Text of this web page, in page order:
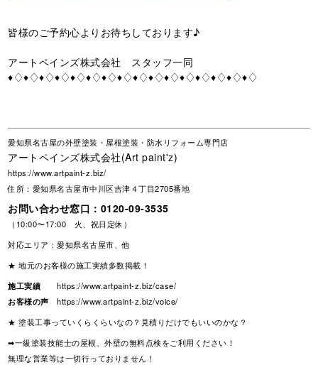
皆様のご予約心よりお待ちしております♪
アートペインズ株式会社 スタッフ一同
♦♢♦♢♦♢♦♢♦♢♦♢♦♢♦♢♦♢♦♢♦♢♦♢♦♢♦♢♦♢♦♢
愛知県名古屋の外壁塗装・屋根塗装・防水リフォーム専門店
アートペインズ株式会社(Art paint'z)
https://www.artpaint-z.biz/
住所：愛知県名古屋市中川区吉津４丁目2705番地
お問い合わせ窓口： 0120-09-3535
（10:00〜17:00 火、祝日定休）
対応エリア：愛知県名古屋市、他
★ 地元のお客様の施工実績多数掲載！
施工実績
https://www.artpaint-z.biz/case/
お客様の声
https://www.artpaint-z.biz/voice/
★ 塗装工事っていくらくらいなの？見積りだけでもいいのかな？
➡一級塗装技能士の屋根、外壁の無料点検をご利用ください！
無理な営業等は一切行っておりません！